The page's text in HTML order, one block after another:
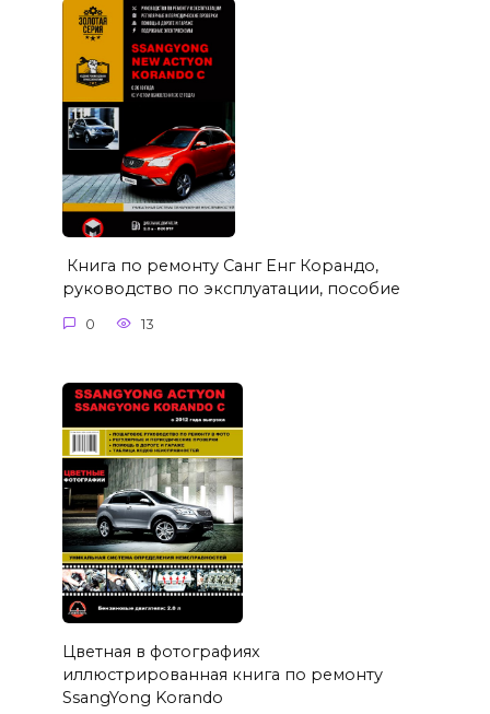
Книга по ремонту Санг Енг Корандо,
руководство по эксплуатации, пособие
0 13
Цветная в фотографиях
иллюстрированная книга по ремонту
SsangYong Korando